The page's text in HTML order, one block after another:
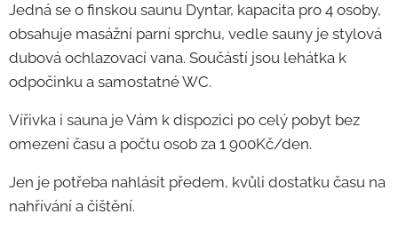
Jedná se o finskou saunu Dyntar, kapacita pro 4 osoby,
obsahuje masážní parní sprchu, vedle sauny je stylová
dubová ochlazovací vana. Součástí jsou lehátka k
odpočinku a samostatné WC.
Vířivka i sauna je Vám k dispozici po celý pobyt bez
omezení času a počtu osob za 1 900Kč/den.
Jen je potřeba nahlásit předem, kvůli dostatku času na
nahřívání a čištění.